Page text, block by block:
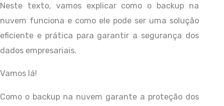
Neste texto, vamos explicar como o backup na
nuvem funciona e como ele pode ser uma solução
eficiente e prática para garantir a segurança dos
dados empresariais.
Vamos lá!
Como o backup na nuvem garante a proteção dos